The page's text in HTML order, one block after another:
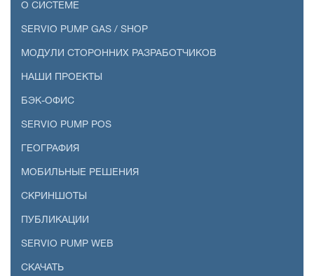
О СИСТЕМЕ
SERVIO PUMP GAS / SHOP
МОДУЛИ СТОРОННИХ РАЗРАБОТЧИКОВ
НАШИ ПРОЕКТЫ
БЭК-ОФИС
SERVIO PUMP POS
ГЕОГРАФИЯ
МОБИЛЬНЫЕ РЕШЕНИЯ
СКРИНШОТЫ
ПУБЛИКАЦИИ
SERVIO PUMP WEB
СКАЧАТЬ